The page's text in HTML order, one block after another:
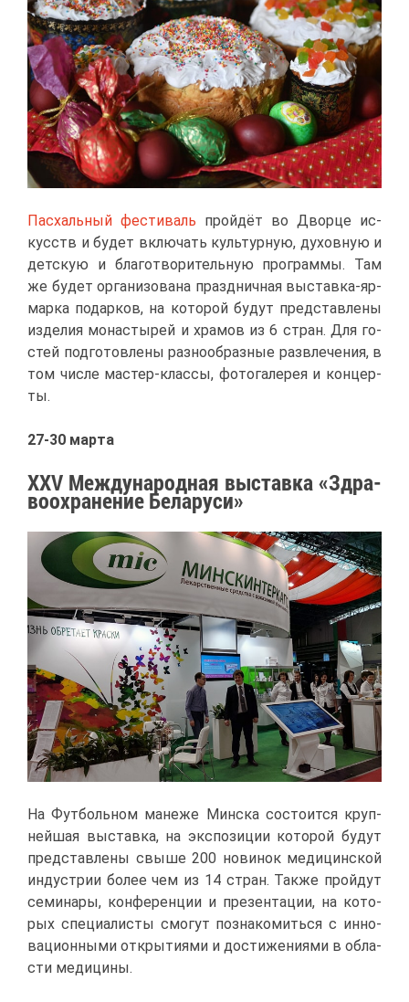
Пас­халь­ный фе­сти­валь прой­дёт во Двор­це ис­
кусств и бу­дет вклю­чать куль­тур­ную, ду­хов­ную и
дет­скую и бла­го­тво­ри­тель­ную про­грам­мы. Там
же бу­дет ор­га­ни­зо­ва­на празд­нич­ная вы­став­ка-яр­
мар­ка по­дар­ков, на ко­то­рой бу­дут пред­став­ле­ны
из­де­лия мо­на­сты­рей и хра­мов из 6 стран. Для го­
стей под­го­тов­ле­ны раз­но­об­раз­ные раз­вле­че­ния, в
том чис­ле ма­стер-клас­сы, фо­то­га­ле­рея и кон­цер­
ты.
27-30 мар­та
XXV Меж­ду­на­род­ная вы­став­ка «Здра­
во­охра­не­ние Бе­ла­ру­си»
На Фут­боль­ном ма­не­же Мин­ска со­сто­ит­ся круп­
ней­шая вы­став­ка, на экс­по­зи­ции ко­то­рой бу­дут
пред­став­ле­ны свы­ше 200 но­ви­нок ме­ди­цин­ской
ин­ду­стрии бо­лее чем из 14 стран. Та­к­же прой­дут
се­ми­на­ры, кон­фе­рен­ции и пре­зен­та­ции, на ко­то­
рых спе­ци­а­ли­сты смо­гут по­зна­ко­мить­ся с ин­но­
ва­ци­он­ны­ми от­кры­ти­я­ми и до­сти­же­ни­я­ми в об­ла­
сти ме­ди­ци­ны.